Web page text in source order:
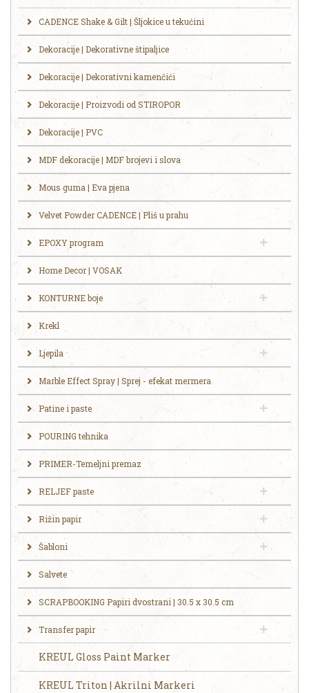
CADENCE Shake & Gilt | Šljokice u tekućini
Dekoracije | Dekorativne štipaljice
Dekoracije | Dekorativni kamenčići
Dekoracije | Proizvodi od STIROPOR
Dekoracije | PVC
MDF dekoracije | MDF brojevi i slova
Mous guma | Eva pjena
Velvet Powder CADENCE | Pliš u prahu
EPOXY program
Home Decor | VOSAK
KONTURNE boje
Krekl
Ljepila
Marble Effect Spray | Sprej - efekat mermera
Patine i paste
POURING tehnika
PRIMER-Temeljni premaz
RELJEF paste
Rižin papir
Šabloni
Salvete
SCRAPBOOKING Papiri dvostrani | 30.5 x 30.5 cm
Transfer papir
KREUL Gloss Paint Marker
KREUL Triton | Akrilni Markeri